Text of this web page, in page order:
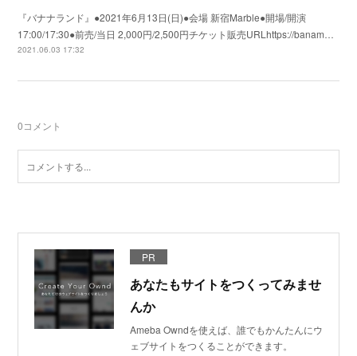
『バナナランド』●2021年6月13日(日)●会場 新宿Marble●開場/開演
17:00/17:30●前売/当日 2,000円/2,500円チケット販売URLhttps://banam…
2021.06.03 17:32
0コメント
PR
あなたもサイトをつくってみませ
んか
Ameba Owndを使えば、誰でもかんたんにウ
ェブサイトをつくることができます。